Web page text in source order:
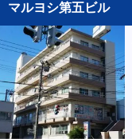
マルヨシ第五ビル